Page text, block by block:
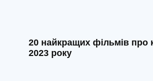
20 найкращих фільмів про
2023 року